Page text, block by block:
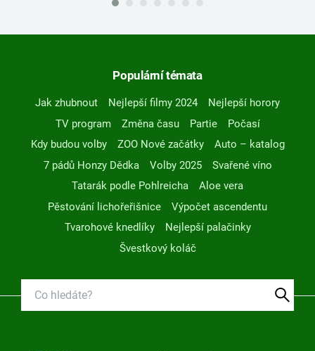
Populární témata
Jak zhubnout Nejlepší filmy 2024
Nejlepší horory
TV program
Změna času Partie
Počasí
Kdy budou volby
ZOO Nové začátky
Auto – katalog
7 pádů Honzy Dědka
Volby 2025
Svařené víno
Tatarák podle Pohlreicha
Aloe vera
Pěstování lichořeřišnice
Výpočet ascendentu
Tvarohové knedlíky
Nejlepší palačinky
Švestkový koláč